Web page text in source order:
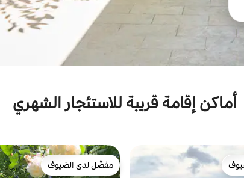
أماكن إقامة قريبة للاستئجار الشهري
مفضّل لدى الضيوف
مفضّل لدى الضيوف